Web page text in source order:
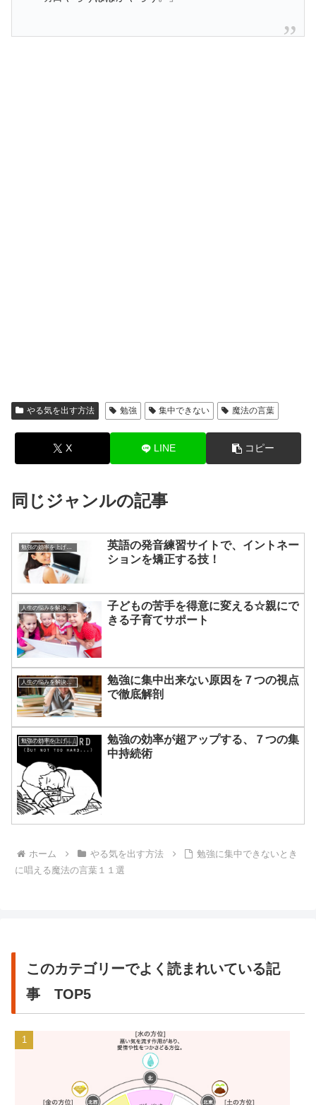
やる気を出す方法 勉強 集中できない 魔法の言葉
X LINE コピー
同じジャンルの記事
英語の発音練習サイトで、イントネー
ションを矯正する技！
人生の悩みを解決する方法
子どもの苦手を得意に変える☆親にで
きる子育てサポート
人生の悩みを解決する方法
勉強に集中出来ない原因を７つの視点
で徹底解剖
勉強の効率を上げる方法
勉強の効率が超アップする、７つの集
中持続術
ホーム やる気を出す方法
勉強に集中できないとき
に唱える魔法の言葉１１選
このカテゴリーでよく読まれいている記
事 TOP5